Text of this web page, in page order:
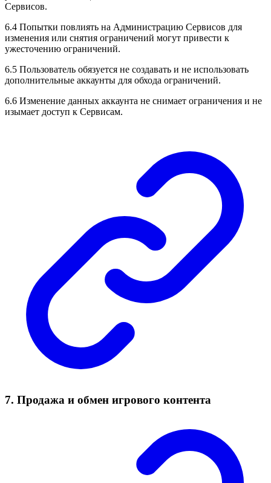
Сервисов.
6.4 Попытки повлиять на Администрацию Сервисов для
изменения или снятия ограничений могут привести к
ужесточению ограничений.
6.5 Пользователь обязуется не создавать и не использовать
дополнительные аккаунты для обхода ограничений.
6.6 Изменение данных аккаунта не снимает ограничения и не
изымает доступ к Сервисам.
7. Продажа и обмен игрового контента